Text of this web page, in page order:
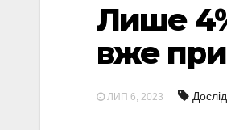
Лише
вже
ЛИП 6, 2023